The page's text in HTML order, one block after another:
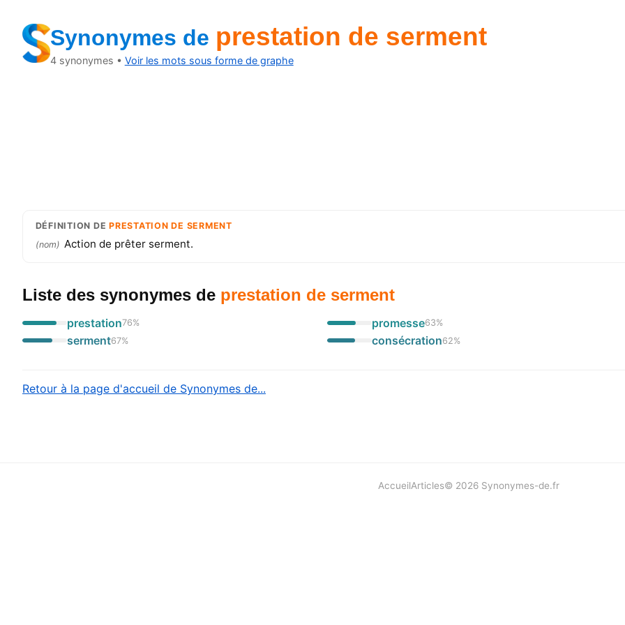
Synonymes de prestation de serment
4synonymes • Voir les mots sous forme de graphe
DÉFINITION DEPRESTATION DE SERMENT
(nom) Action de prêter serment.
Liste des synonymes de prestation de serment
prestation76%
serment67%
promesse63%
consécration62%
Retour à la page d'accueil de Synonymes de...
AccueilArticles© 2026 Synonymes-de.fr